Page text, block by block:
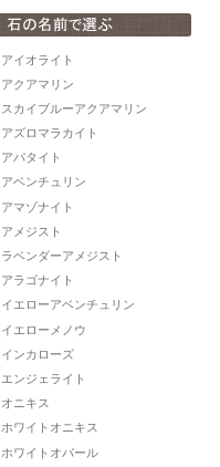
アイオライト
アクアマリン
スカイブルーアクアマリン
アズロマラカイト
アパタイト
アベンチュリン
アマゾナイト
アメジスト
ラベンダーアメジスト
アラゴナイト
イエローアベンチュリン
イエローメノウ
インカローズ
エンジェライト
オニキス
ホワイトオニキス
ホワイトオパール